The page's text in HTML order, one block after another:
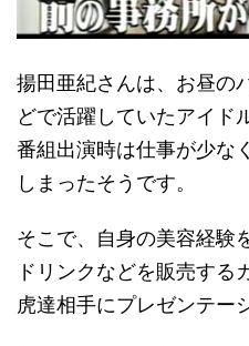
揚田亜紀さんは、お昼の
どで活躍していたアイド
番組出演時は仕事が少な
しまったそうです。
そこで、自身の美容経験
ドリンクなどを販売する
虎達相手にプレゼンテー